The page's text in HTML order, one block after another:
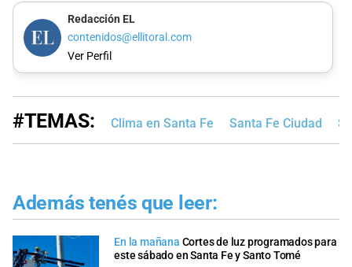
Redacción EL
contenidos@ellitoral.com
Ver Perfil
#TEMAS: Clima en Santa Fe Santa Fe Ciudad
Además tenés que leer:
En la mañana Cortes de luz programados para
este sábado en Santa Fe y Santo Tomé